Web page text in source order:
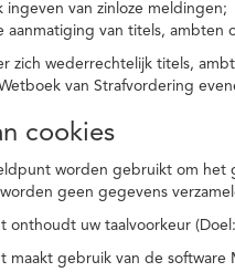
ingeven van zinloze meldingen;
aanmatiging van titels, ambten
zich wederrechtelijk titels,
van Strafvordering
cookies
worden gebruikt om
geen gegevens
onthoudt uw taalvoorkeur
maakt gebruik van de